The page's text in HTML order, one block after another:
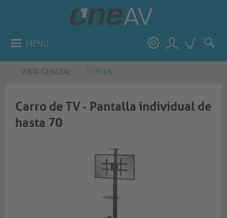
MENÚ
VISTA GENERAL SCREEN
Carro de TV - Pantalla individual de
hasta 70